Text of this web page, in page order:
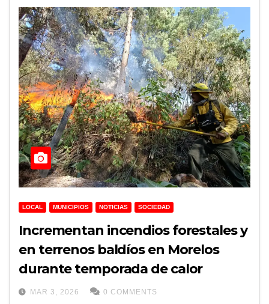
LOCAL MUNICIPIOS NOTICIAS SOCIEDAD
Incrementan incendios forestales y
en terrenos baldíos en Morelos
durante temporada de calor
MAR 3, 2026 0 COMMENTS